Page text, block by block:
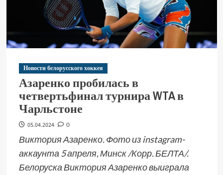
Новости белорусского хоккея
Азаренко пробилась в
четвертьфинал турнира WTA в
Чарльстоне
05.04.2024 0
Виктория Азаренко. Фото из instagram-
аккаунта 5 апреля, Минск /Корр. БЕЛТА/.
Белоруска Виктория Азаренко выиграла